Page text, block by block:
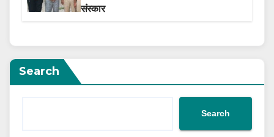
संस्कार
Search
Search